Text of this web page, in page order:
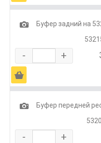
1
Буфер задний на
- +
Ä
1
Буфер передней
- +